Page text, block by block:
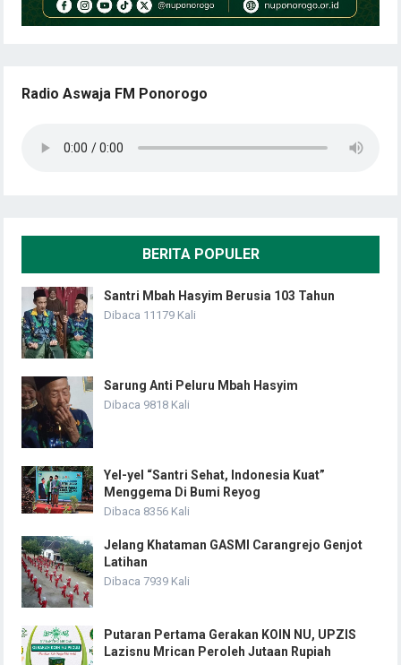
Radio Aswaja FM Ponorogo
BERITA POPULER
Santri Mbah Hasyim Berusia 103 Tahun
Dibaca 11179 Kali
Sarung Anti Peluru Mbah Hasyim
Dibaca 9818 Kali
Yel-yel “Santri Sehat, Indonesia Kuat”
Menggema Di Bumi Reyog
Dibaca 8356 Kali
Jelang Khataman GASMI Carangrejo Genjot
Latihan
Dibaca 7939 Kali
Putaran Pertama Gerakan KOIN NU, UPZIS
Lazisnu Mrican Peroleh Jutaan Rupiah